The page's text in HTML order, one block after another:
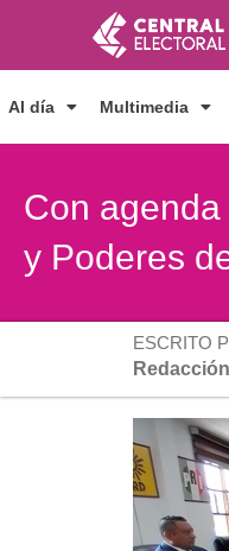
contenido
Al día Multimedia
Con
y Poderes
ESCRITO